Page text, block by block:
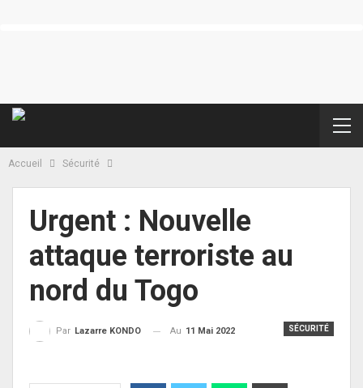
Accueil Sécurité
Urgent : Nouvelle
attaque terroriste au
nord du Togo
SÉCURITÉ
Par Lazarre KONDO Au 11 Mai 2022